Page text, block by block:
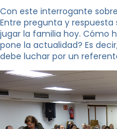
Con este interrogante
Entre pregunta y respuesta
jugar la familia hoy. Cómo
pone la actualidad? Es
debe luchar por un